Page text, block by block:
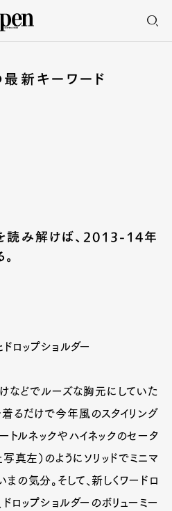
新キーワード
を読み解けば、2013-14年
ロップショルダー
などでルーズな胸元にしていた
るだけで今年風のスタイリング
トルネックやハイネックのセータ
写真左）のようにソリッドでミニマ
まの気分。そして、新しくワードロ
ロップショルダーのボリューミー